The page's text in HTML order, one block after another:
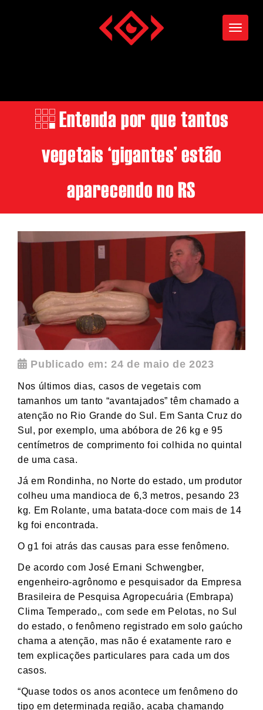
Entenda por que tantos
vegetais ‘gigantes’ estão
aparecendo no RS
Publicado em: 24 de maio de 2023
Nos últimos dias, casos de vegetais com
tamanhos um tanto “avantajados” têm chamado a
atenção no Rio Grande do Sul. Em Santa Cruz do
Sul, por exemplo, uma abóbora de 26 kg e 95
centímetros de comprimento foi colhida no quintal
de uma casa.
Já em Rondinha, no Norte do estado, um produtor
colheu uma mandioca de 6,3 metros, pesando 23
kg. Em Rolante, uma batata-doce com mais de 14
kg foi encontrada.
O g1 foi atrás das causas para esse fenômeno.
De acordo com José Ernani Schwengber,
engenheiro-agrônomo e pesquisador da Empresa
Brasileira de Pesquisa Agropecuária (Embrapa)
Clima Temperado,, com sede em Pelotas, no Sul
do estado, o fenômeno registrado em solo gaúcho
chama a atenção, mas não é exatamente raro e
tem explicações particulares para cada um dos
casos.
“Quase todos os anos acontece um fenômeno do
tipo em determinada região, acaba chamando